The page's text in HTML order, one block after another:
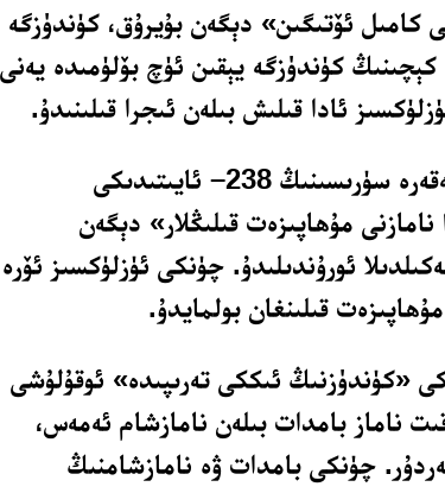
كامىل ئۆتىگىن» دېگەن بۇيرۇق، كۈندۈزگە
كېچىنىڭ كۈندۈزگە يېقىن ئۈچ بۆلۈمىدە يەنى
ئادا قىلىش بىلەن ئىجرا قىلىنىدۇ.
ئاللاھ تەئالانىڭ بەقەرە سۈرىسىنىڭ 238– ئايىتىدىكى
نامازنى مۇھاپىزەت قىلىڭلار» دېگەن
ئورۇندىلىدۇ. چۈنكى ئۈزلۈكسىز ئۆرە
قىلىنغان بولمايدۇ.
«كۈندۈزنىڭ ئىككى تەرىپىدە» ئوقۇلۇشى
ناماز بامدات بىلەن نامازشام ئەمەس،
چۈنكى بامدات ۋە نامازشامنىڭ